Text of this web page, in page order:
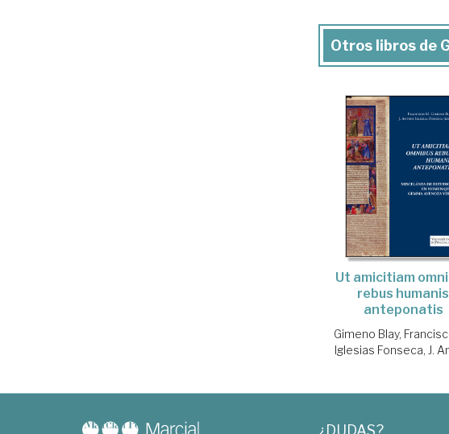
Otros libros de
Ut amicitiam
rebus humanis
anteponatis
Gimeno Blay,
Iglesias Fonseca, J.
¿DUDAS?